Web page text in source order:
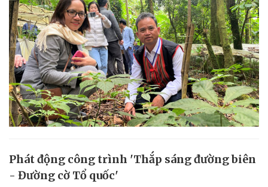
Phát động công trình 'Thắp sáng đường biên
- Đường cờ Tổ quốc'